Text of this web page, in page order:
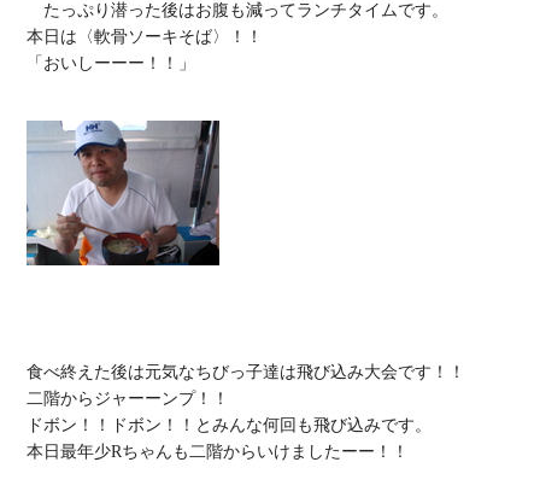
たっぷり潜った後はお腹も減ってランチタイムです。
本日は〈軟骨ソーキそば〉！！
「おいしーーー！！」
食べ終えた後は元気なちびっ子達は飛び込み大会です！！
二階からジャーーンプ！！
ドボン！！ドボン！！とみんな何回も飛び込みです。
本日最年少Rちゃんも二階からいけましたーー！！